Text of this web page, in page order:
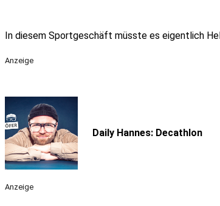
In diesem Sportgeschäft müsste es eigentlich
Anzeige
Daily Hannes: Decathlon
Anzeige